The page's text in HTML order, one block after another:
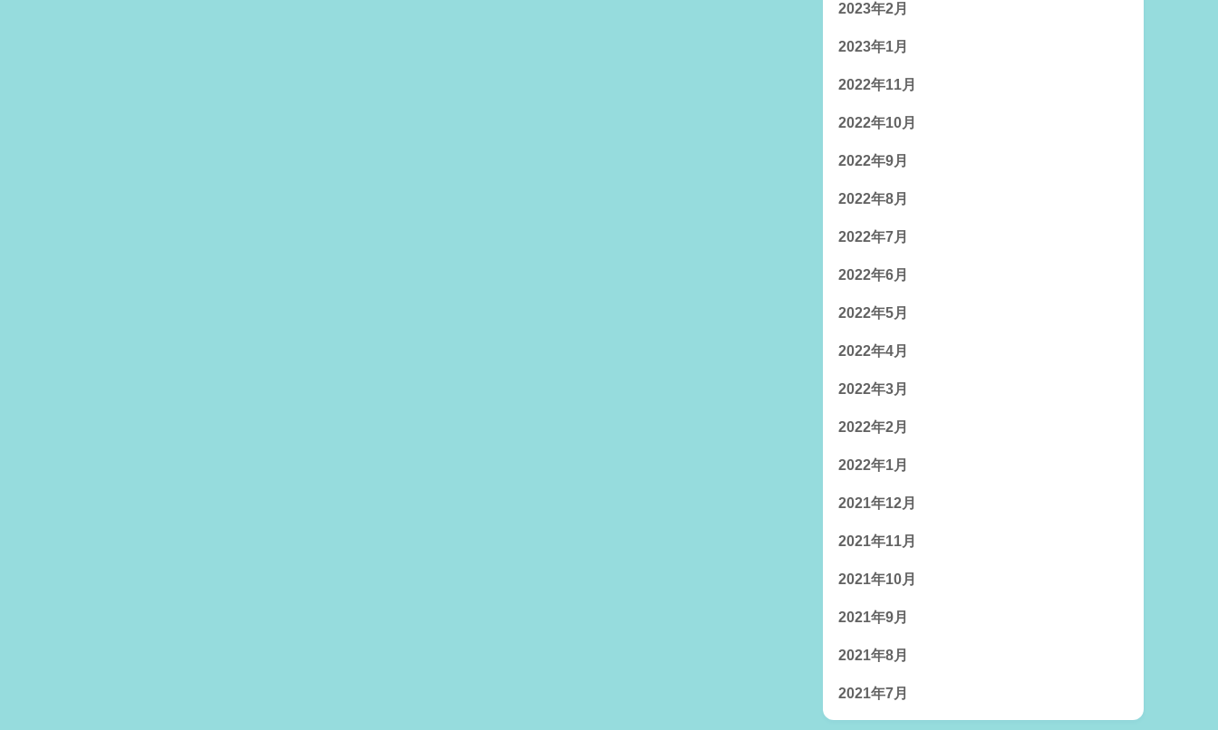
2023年2月
2023年1月
2022年11月
2022年10月
2022年9月
2022年8月
2022年7月
2022年6月
2022年5月
2022年4月
2022年3月
2022年2月
2022年1月
2021年12月
2021年11月
2021年10月
2021年9月
2021年8月
2021年7月